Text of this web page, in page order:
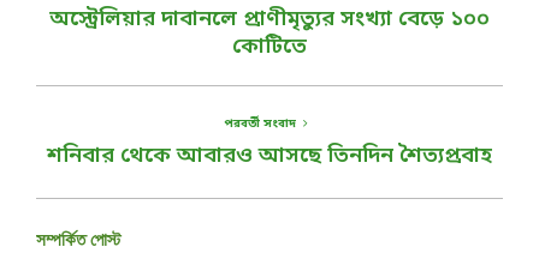
অস্ট্রেলিয়ার দাবানলে প্রাণীমৃত্যুর সংখ্যা বেড়ে ১০০
কোটিতে
পরবর্তী সংবাদ
শনিবার থেকে আবারও আসছে তিনদিন শৈত্যপ্রবাহ
সম্পর্কিত পোস্ট